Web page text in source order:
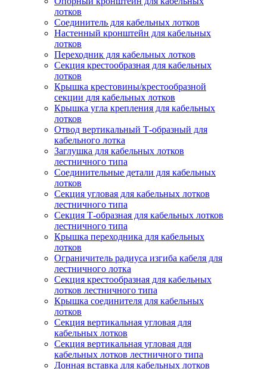
лотков
Соединитель для кабельных лотков
Настенный кронштейн для кабельных
лотков
Переходник для кабельных лотков
Секция крестообразная для кабельных
лотков
Крышка крестовины/крестообразной
секции для кабельных лотков
Крышка угла крепления для кабельных
лотков
Отвод вертикальный Т-образный для
кабельного лотка
Заглушка для кабельных лотков
лестничного типа
Соединительные детали для кабельных
лотков
Секция угловая для кабельных лотков
лестничного типа
Секция Т-образная для кабельных лотков
лестничного типа
Крышка переходника для кабельных
лотков
Ограничитель радиуса изгиба кабеля для
лестничного лотка
Секция крестообразная для кабельных
лотков лестничного типа
Крышка соединителя для кабельных
лотков
Секция вертикальная угловая для
кабельных лотков
Секция вертикальная угловая для
кабельных лотков лестничного типа
Донная вставка для кабельных лотков